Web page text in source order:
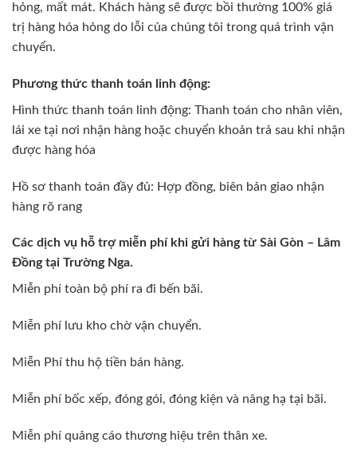
hỏng, mất mát. Khách hàng sẽ được bồi thường 100% giá
trị hàng hóa hỏng do lỗi của chúng tôi trong quá trình vận
chuyển.
Phương thức thanh toán linh động:
Hình thức thanh toán linh động: Thanh toán cho nhân viên,
lái xe tại nơi nhận hàng hoặc chuyển khoản trả sau khi nhận
được hàng hóa
Hồ sơ thanh toán đầy đủ: Hợp đồng, biên bản giao nhận
hàng rõ rang
Các dịch vụ hỗ trợ miễn phí khi gửi hàng từ Sài Gòn – Lâm
Đồng tại Trường Nga.
Miễn phí toàn bộ phí ra đi bến bãi.
Miễn phí lưu kho chờ vận chuyển.
Miễn Phí thu hộ tiền bán hàng.
Miễn phí bốc xếp, đóng gói, đóng kiện và nâng hạ tại bãi.
Miễn phí quảng cáo thương hiệu trên thân xe.